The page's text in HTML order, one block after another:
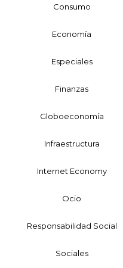
Consumo
Economía
Especiales
Finanzas
Globoeconomía
Infraestructura
Internet Economy
Ocio
Responsabilidad Social
Sociales